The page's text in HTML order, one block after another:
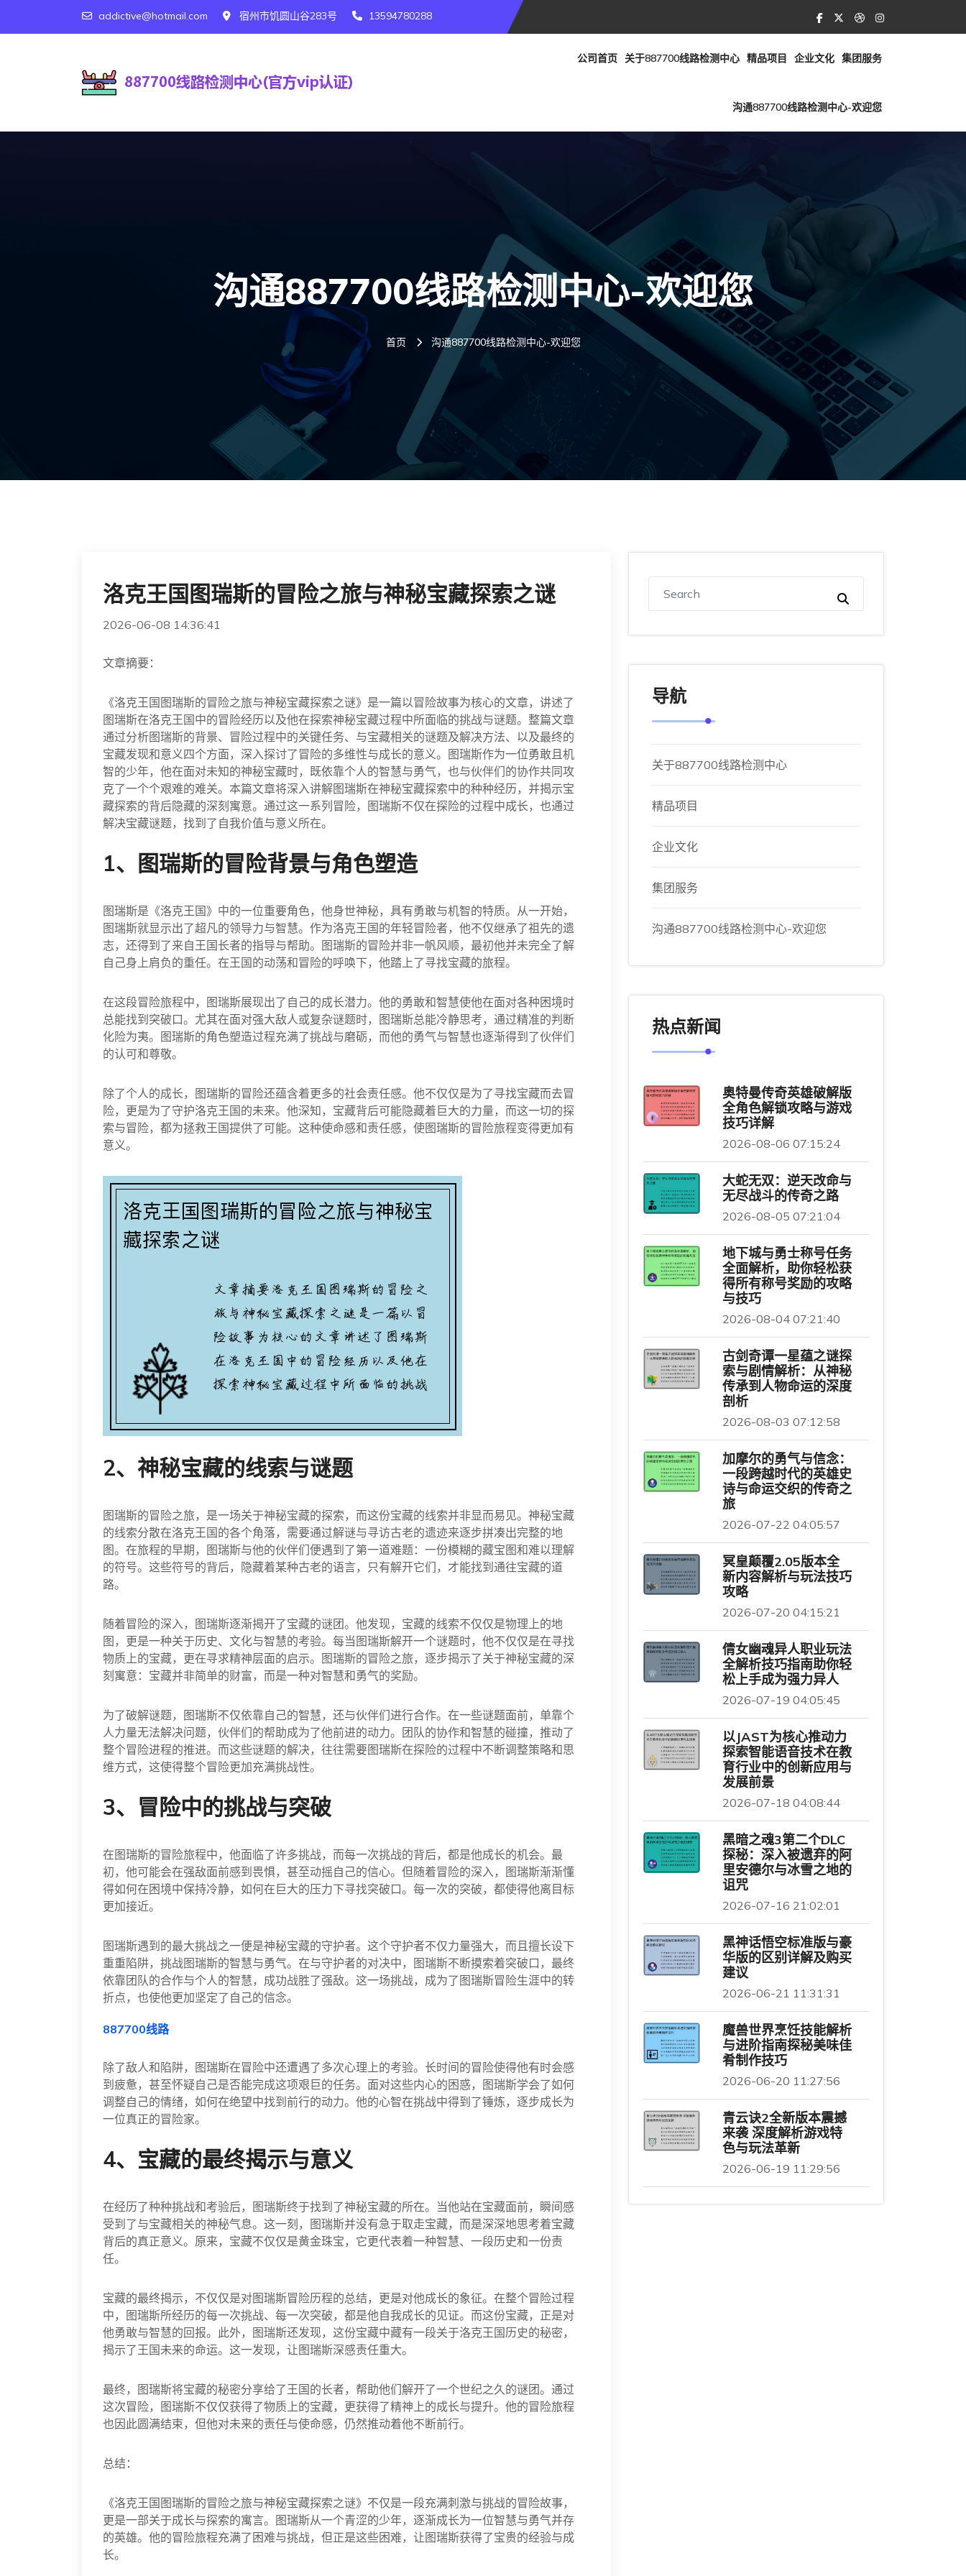
addictive@hotmail.com 宿州市饥圆山谷283号 13594780288
公司首页 关于887700线路检测中心 精品项目 企业文化 集团服务
沟通887700线路检测中心-欢迎您
沟通887700线路检测中心-欢迎您
首页 沟通887700线路检测中心-欢迎您
洛克王国图瑞斯的冒险之旅与神秘宝藏探索之谜
2026-06-08 14:36:41
文章摘要：
《洛克王国图瑞斯的冒险之旅与神秘宝藏探索之谜》是一篇以冒险故事为核心的文章，讲述了
图瑞斯在洛克王国中的冒险经历以及他在探索神秘宝藏过程中所面临的挑战与谜题。整篇文章
通过分析图瑞斯的背景、冒险过程中的关键任务、与宝藏相关的谜题及解决方法、以及最终的
宝藏发现和意义四个方面，深入探讨了冒险的多维性与成长的意义。图瑞斯作为一位勇敢且机
智的少年，他在面对未知的神秘宝藏时，既依靠个人的智慧与勇气，也与伙伴们的协作共同攻
克了一个个艰难的难关。本篇文章将深入讲解图瑞斯在神秘宝藏探索中的种种经历，并揭示宝
藏探索的背后隐藏的深刻寓意。通过这一系列冒险，图瑞斯不仅在探险的过程中成长，也通过
解决宝藏谜题，找到了自我价值与意义所在。
1、图瑞斯的冒险背景与角色塑造
图瑞斯是《洛克王国》中的一位重要角色，他身世神秘，具有勇敢与机智的特质。从一开始，
图瑞斯就显示出了超凡的领导力与智慧。作为洛克王国的年轻冒险者，他不仅继承了祖先的遗
志，还得到了来自王国长者的指导与帮助。图瑞斯的冒险并非一帆风顺，最初他并未完全了解
自己身上肩负的重任。在王国的动荡和冒险的呼唤下，他踏上了寻找宝藏的旅程。
在这段冒险旅程中，图瑞斯展现出了自己的成长潜力。他的勇敢和智慧使他在面对各种困境时
总能找到突破口。尤其在面对强大敌人或复杂谜题时，图瑞斯总能冷静思考，通过精准的判断
化险为夷。图瑞斯的角色塑造过程充满了挑战与磨砺，而他的勇气与智慧也逐渐得到了伙伴们
的认可和尊敬。
除了个人的成长，图瑞斯的冒险还蕴含着更多的社会责任感。他不仅仅是为了寻找宝藏而去冒
险，更是为了守护洛克王国的未来。他深知，宝藏背后可能隐藏着巨大的力量，而这一切的探
索与冒险，都为拯救王国提供了可能。这种使命感和责任感，使图瑞斯的冒险旅程变得更加有
意义。
2、神秘宝藏的线索与谜题
图瑞斯的冒险之旅，是一场关于神秘宝藏的探索，而这份宝藏的线索并非显而易见。神秘宝藏
的线索分散在洛克王国的各个角落，需要通过解谜与寻访古老的遗迹来逐步拼凑出完整的地
图。在旅程的早期，图瑞斯与他的伙伴们便遇到了第一道难题：一份模糊的藏宝图和难以理解
的符号。这些符号的背后，隐藏着某种古老的语言，只有解开它们，才能找到通往宝藏的道
路。
随着冒险的深入，图瑞斯逐渐揭开了宝藏的谜团。他发现，宝藏的线索不仅仅是物理上的地
图，更是一种关于历史、文化与智慧的考验。每当图瑞斯解开一个谜题时，他不仅仅是在寻找
物质上的宝藏，更在寻求精神层面的启示。图瑞斯的冒险之旅，逐步揭示了关于神秘宝藏的深
刻寓意：宝藏并非简单的财富，而是一种对智慧和勇气的奖励。
为了破解谜题，图瑞斯不仅依靠自己的智慧，还与伙伴们进行合作。在一些谜题面前，单靠个
人力量无法解决问题，伙伴们的帮助成为了他前进的动力。团队的协作和智慧的碰撞，推动了
整个冒险进程的推进。而这些谜题的解决，往往需要图瑞斯在探险的过程中不断调整策略和思
维方式，这使得整个冒险更加充满挑战性。
3、冒险中的挑战与突破
在图瑞斯的冒险旅程中，他面临了许多挑战，而每一次挑战的背后，都是他成长的机会。最
初，他可能会在强敌面前感到畏惧，甚至动摇自己的信心。但随着冒险的深入，图瑞斯渐渐懂
得如何在困境中保持冷静，如何在巨大的压力下寻找突破口。每一次的突破，都使得他离目标
更加接近。
图瑞斯遇到的最大挑战之一便是神秘宝藏的守护者。这个守护者不仅力量强大，而且擅长设下
重重陷阱，挑战图瑞斯的智慧与勇气。在与守护者的对决中，图瑞斯不断摸索着突破口，最终
依靠团队的合作与个人的智慧，成功战胜了强敌。这一场挑战，成为了图瑞斯冒险生涯中的转
折点，也使他更加坚定了自己的信念。
887700线路
除了敌人和陷阱，图瑞斯在冒险中还遭遇了多次心理上的考验。长时间的冒险使得他有时会感
到疲惫，甚至怀疑自己是否能完成这项艰巨的任务。面对这些内心的困惑，图瑞斯学会了如何
调整自己的情绪，如何在绝望中找到前行的动力。他的心智在挑战中得到了锤炼，逐步成长为
一位真正的冒险家。
4、宝藏的最终揭示与意义
在经历了种种挑战和考验后，图瑞斯终于找到了神秘宝藏的所在。当他站在宝藏面前，瞬间感
受到了与宝藏相关的神秘气息。这一刻，图瑞斯并没有急于取走宝藏，而是深深地思考着宝藏
背后的真正意义。原来，宝藏不仅仅是黄金珠宝，它更代表着一种智慧、一段历史和一份责
任。
宝藏的最终揭示，不仅仅是对图瑞斯冒险历程的总结，更是对他成长的象征。在整个冒险过程
中，图瑞斯所经历的每一次挑战、每一次突破，都是他自我成长的见证。而这份宝藏，正是对
他勇敢与智慧的回报。此外，图瑞斯还发现，这份宝藏中藏有一段关于洛克王国历史的秘密，
揭示了王国未来的命运。这一发现，让图瑞斯深感责任重大。
最终，图瑞斯将宝藏的秘密分享给了王国的长者，帮助他们解开了一个世纪之久的谜团。通过
这次冒险，图瑞斯不仅仅获得了物质上的宝藏，更获得了精神上的成长与提升。他的冒险旅程
也因此圆满结束，但他对未来的责任与使命感，仍然推动着他不断前行。
总结：
《洛克王国图瑞斯的冒险之旅与神秘宝藏探索之谜》不仅是一段充满刺激与挑战的冒险故事，
更是一部关于成长与探索的寓言。图瑞斯从一个青涩的少年，逐渐成长为一位智慧与勇气并存
的英雄。他的冒险旅程充满了困难与挑战，但正是这些困难，让图瑞斯获得了宝贵的经验与成
长。
导航
关于887700线路检测中心
精品项目
企业文化
集团服务
沟通887700线路检测中心-欢迎您
热点新闻
奥特曼传奇英雄破解版
全角色解锁攻略与游戏
技巧详解
2026-08-06 07:15:24
大蛇无双：逆天改命与
无尽战斗的传奇之路
2026-08-05 07:21:04
地下城与勇士称号任务
全面解析，助你轻松获
得所有称号奖励的攻略
与技巧
2026-08-04 07:21:40
古剑奇谭一星蕴之谜探
索与剧情解析：从神秘
传承到人物命运的深度
剖析
2026-08-03 07:12:58
加摩尔的勇气与信念：
一段跨越时代的英雄史
诗与命运交织的传奇之
旅
2026-07-22 04:05:57
冥皇颠覆2.05版本全
新内容解析与玩法技巧
攻略
2026-07-20 04:15:21
倩女幽魂异人职业玩法
全解析技巧指南助你轻
松上手成为强力异人
2026-07-19 04:05:45
以JAST为核心推动力
探索智能语音技术在教
育行业中的创新应用与
发展前景
2026-07-18 04:08:44
黑暗之魂3第二个DLC
探秘：深入被遗弃的阿
里安德尔与冰雪之地的
诅咒
2026-07-16 21:02:01
黑神话悟空标准版与豪
华版的区别详解及购买
建议
2026-06-21 11:31:31
魔兽世界烹饪技能解析
与进阶指南探秘美味佳
肴制作技巧
2026-06-20 11:27:56
青云诀2全新版本震撼
来袭 深度解析游戏特
色与玩法革新
2026-06-19 11:29:56